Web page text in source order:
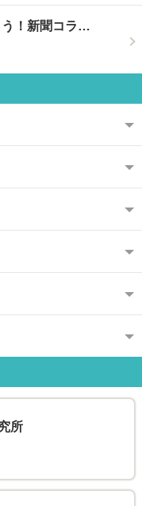
う！新聞コラ…
所